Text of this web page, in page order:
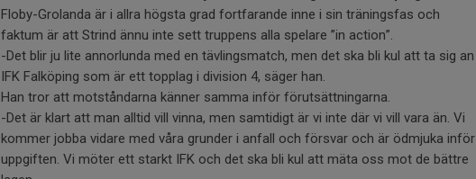
Floby-Grolanda är i allra högsta grad fortfarande inne i sin träningsfas och
faktum är att Strind ännu inte sett truppens alla spelare ”in action”.
-Det blir ju lite annorlunda med en tävlingsmatch, men det ska bli kul att ta sig an
IFK Falköping som är ett topplag i division 4, säger han.
Han tror att motståndarna känner samma inför förutsättningarna.
-Det är klart att man alltid vill vinna, men samtidigt är vi inte där vi vill vara än. Vi
kommer jobba vidare med våra grunder i anfall och försvar och är ödmjuka inför
uppgiften. Vi möter ett starkt IFK och det ska bli kul att mäta oss mot de bättre